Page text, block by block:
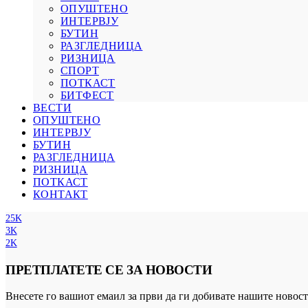
ОПУШТЕНО
ИНТЕРВЈУ
БУТИН
РАЗГЛЕДНИЦА
РИЗНИЦА
СПОРТ
ПОТКАСТ
БИТФЕСТ
ВЕСТИ
ОПУШТЕНО
ИНТЕРВЈУ
БУТИН
РАЗГЛЕДНИЦА
РИЗНИЦА
ПОТКАСТ
КОНТАКТ
25K
3K
2K
ПРЕТПЛАТЕТЕ СЕ ЗА НОВОСТИ
Внесете го вашиот емаил за први да ги добивате нашите